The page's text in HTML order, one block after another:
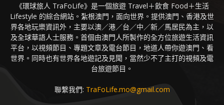
《環球旅人 TraFoLife》是一個旅遊 Travel＋飲食 Food＋生活
Lifestyle 的綜合網站。紮根澳門，面向世界。提供澳門、香港及世
界各地玩樂資訊外，主要以澳／港／台／中／新／馬居民為主，以
及全球華語人士服務。首個由澳門人所製作的全方位旅遊生活資訊
平台，以視頻節目、專題文章及電台節目，地道人帶你遊澳門、看
世界。同時也有世界各地遊記及見聞，當然少不了主打的視頻及電
台旅遊節目。
聯繫我們: TraFoLife.mo@gmail.com